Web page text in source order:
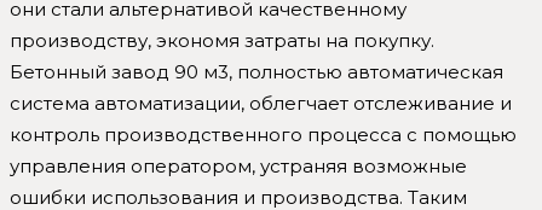
они стали альтернативой качественному
производству, экономя затраты на покупку.
Бетонный завод 90 м3, полностью автоматическая
система автоматизации, облегчает отслеживание и
контроль производственного процесса с помощью
управления оператором, устраняя возможные
ошибки использования и производства. Таким